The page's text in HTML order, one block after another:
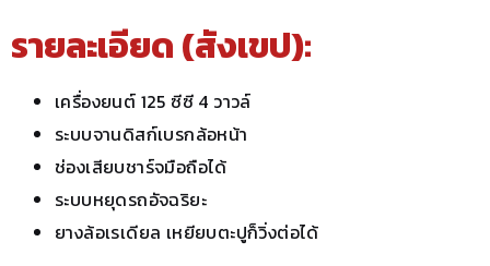
รายละเอียด (สังเขป):
เครื่องยนต์ 125 ซีซี 4 วาวล์
ระบบจานดิสก์เบรกล้อหน้า
ช่องเสียบชาร์จมือถือได้
ระบบหยุดรถอัจฉริยะ
ยางล้อเรเดียล เหยียบตะปูก็วิ่งต่อได้